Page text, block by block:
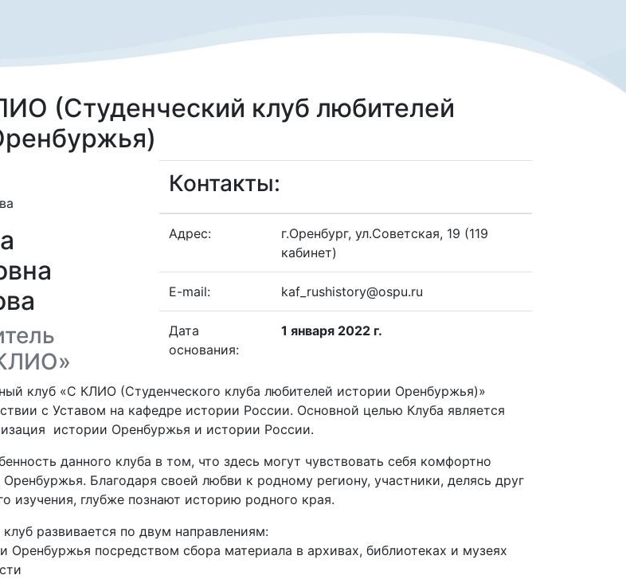
(Студенческий клуб любителей
Контакты:
Адрес:
г.Оренбург, ул.Советская, 19 (119
кабинет)
E-mail: kaf_rushistory@ospu.ru
Дата
основания:
1 января 2022 г.
клуб «С КЛИО (Студенческого клуба любителей истории Оренбуржья)»
с Уставом на кафедре истории России. Основной целью Клуба является
истории Оренбуржья и истории России.
данного клуба в том, что здесь могут чувствовать себя комфортно
Благодаря своей любви к родному региону, участники, делясь друг
изучения, глубже познают историю родного края.
развивается по двум направлениям:
Оренбуржья посредством сбора материала в архивах, библиотеках и музеях